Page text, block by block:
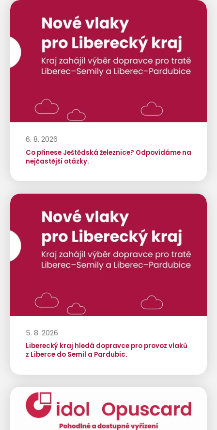
6. 8. 2026
Co přinese Ještědská železnice? Odpovídáme na
nejčastější otázky.
5. 8. 2026
Liberecký kraj hledá dopravce pro provoz vlaků
z Liberce do Semil a Pardubic.